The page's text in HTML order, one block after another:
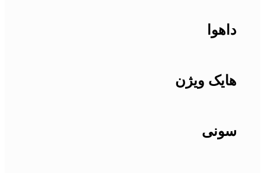
داهوا
هایک ویژن
سونی